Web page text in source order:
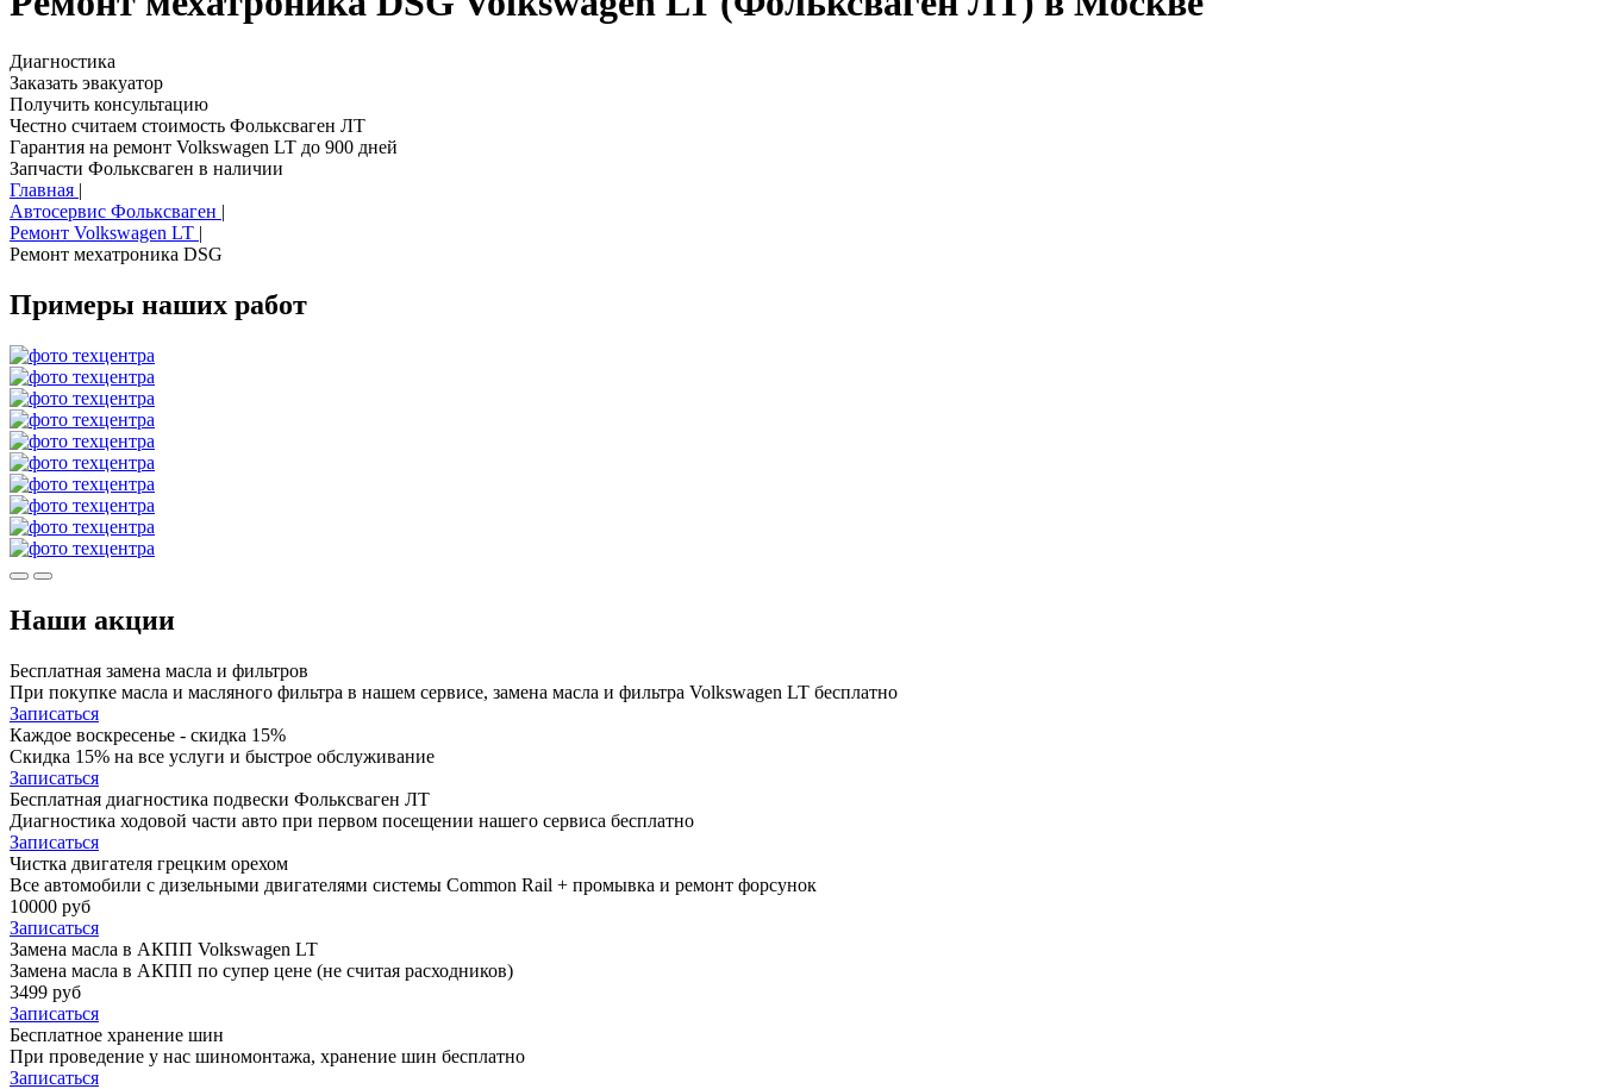
Диагностика
Заказать эвакуатор
Получить консультацию
Честно считаем стоимость Фольксваген ЛТ
Гарантия на ремонт Volkswagen LT до 900 дней
Запчасти Фольксваген в наличии
Главная |
Автосервис Фольксваген |
Ремонт Volkswagen LT |
Ремонт мехатроника DSG
Примеры наших работ
Наши акции
Бесплатная замена масла и фильтров
При покупке масла и масляного фильтра в нашем сервисе, замена масла и фильтра Volkswagen LT бесплатно
Записаться
Каждое воскресенье - скидка 15%
Скидка 15% на все услуги и быстрое обслуживание
Записаться
Бесплатная диагностика подвески Фольксваген ЛТ
Диагностика ходовой части авто при первом посещении нашего сервиса бесплатно
Записаться
Чистка двигателя грецким орехом
Все автомобили c дизельными двигателями системы Common Rail + промывка и ремонт форсунок
10000 руб
Записаться
Замена масла в АКПП Volkswagen LT
Замена масла в АКПП по супер цене (не считая расходников)
3499 руб
Записаться
Бесплатное хранение шин
При проведение у нас шиномонтажа, хранение шин бесплатно
Записаться